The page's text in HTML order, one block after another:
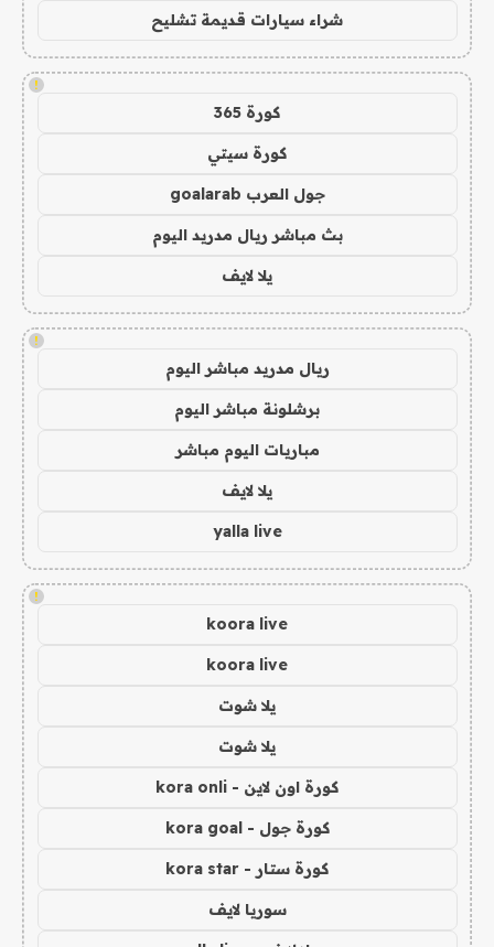
شراء سيارات قديمة تشليح
!
كورة 365
كورة سيتي
جول العرب goalarab
بث مباشر ريال مدريد اليوم
يلا لايف
!
ريال مدريد مباشر اليوم
برشلونة مباشر اليوم
مباريات اليوم مباشر
يلا لايف
yalla live
!
koora live
koora live
يلا شوت
يلا شوت
كورة اون لاين - kora onli
كورة جول - kora goal
كورة ستار - kora star
سوريا لايف